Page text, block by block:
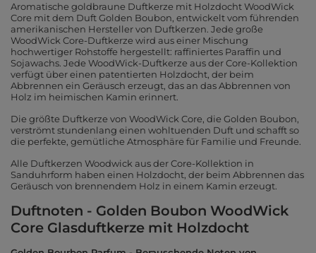
Aromatische goldbraune Duftkerze mit Holzdocht WoodWick
Core mit dem Duft Golden Boubon, entwickelt vom führenden
amerikanischen Hersteller von Duftkerzen. Jede große
WoodWick Core-Duftkerze wird aus einer Mischung
hochwertiger Rohstoffe hergestellt: raffiniertes Paraffin und
Sojawachs. Jede WoodWick-Duftkerze aus der Core-Kollektion
verfügt über einen patentierten Holzdocht, der beim
Abbrennen ein Geräusch erzeugt, das an das Abbrennen von
Holz im heimischen Kamin erinnert.
Die größte Duftkerze von WoodWick Core, die Golden Boubon,
verströmt stundenlang einen wohltuenden Duft und schafft so
die perfekte, gemütliche Atmosphäre für Familie und Freunde.
Alle Duftkerzen Woodwick aus der Core-Kollektion in
Sanduhrform haben einen Holzdocht, der beim Abbrennen das
Geräusch von brennendem Holz in einem Kamin erzeugt.
Duftnoten - Golden Boubon WoodWick
Core Glasduftkerze mit Holzdocht